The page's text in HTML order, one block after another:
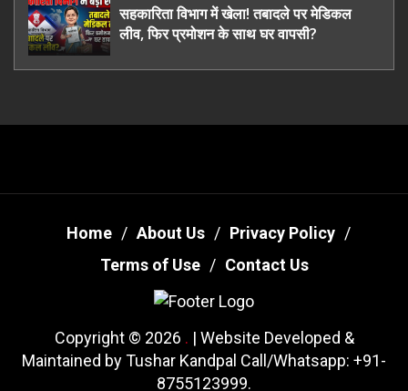
सहकारिता विभाग में खेला! तबादले पर मेडिकल
लीव, फिर प्रमोशन के साथ घर वापसी?
Home About Us
Privacy Policy
Terms of Use
Contact Us
Copyright © 2026 . | Website Developed &
Maintained by Tushar Kandpal Call/Whatsapp: +91-
8755123999.